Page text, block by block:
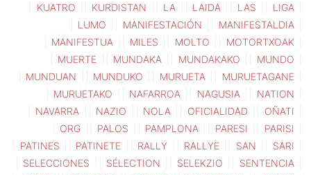
KUATRO
KURDISTAN LA LAIDA LAS
LIGA
LUMO
MANIFESTACIÓN
MANIFESTALDIA
MANIFESTUA
MILES MOLTO
MOTORTXOAK
MUERTE
MUNDAKA MUNDAKAKO
MUNDO
MUNDUAN
MUNDUKO MURUETA
MURUETAGANE
MURUETAKO
NAFARROA NAGUSIA
NATION
NAVARRA
NAZIO NOLA OFICIALIDAD
OÑATI
ORG
PALOS PAMPLONA PARESI
PARISI
PATINES
PATINETE RALLY RALLYE SAN
SARI
SELECCIONES
SÉLECTION SELEKZIO
SENTENCIA